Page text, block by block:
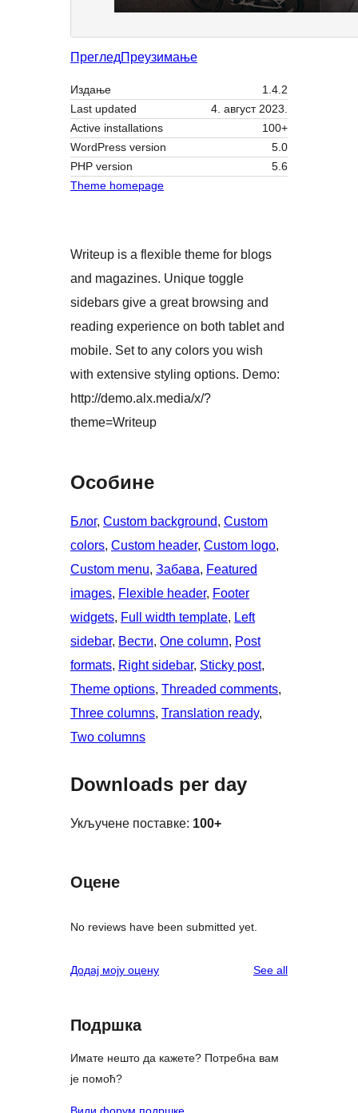
ПрегледПреузимање
Издање
1.4.2
Last updated
4. август 2023.
Active installations
100+
WordPress version
5.0
PHP version
5.6
Theme homepage
Writeup is a flexible theme for blogs
and magazines. Unique toggle
sidebars give a great browsing and
reading experience on both tablet and
mobile. Set to any colors you wish
with extensive styling options. Demo:
http://demo.alx.media/x/?
theme=Writeup
Особине
Блог, Custom background, Custom
colors, Custom header, Custom logo
Custom menu, Забава, Featured
images, Flexible header, Footer
widgets, Full width template, Left
sidebar, Вести, One column, Post
formats, Right sidebar, Sticky post
Theme options, Threaded comments
Three columns, Translation ready
Two columns
Downloads per day
Укључене поставке: 100+
Оцене
No reviews have been submitted yet.
Додај моју оцену See allreviews
Подршка
Имате нешто да кажете? Потребна вам
је помоћ?